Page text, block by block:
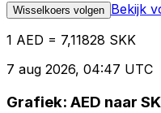
Wisselkoers volgen Bekijk
1 AED = 7,11828 SKK
7 aug 2026, 04:47 UTC
Grafiek: AED naar